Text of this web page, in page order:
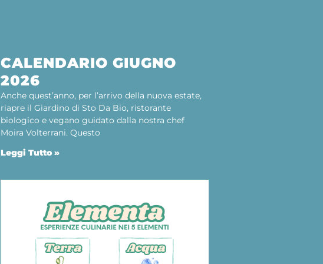
CALENDARIO GIUGNO
2026
Anche quest’anno, per l’arrivo della nuova estate,
riapre il Giardino di Sto Da Bio, ristorante
biologico e vegano guidato dalla nostra chef
Moira Volterrani. Questo
Leggi Tutto »